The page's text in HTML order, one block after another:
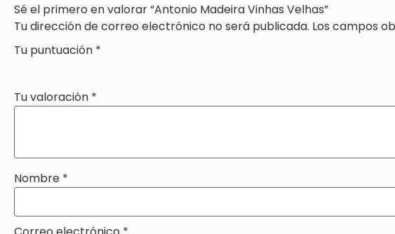
Sé el primero en valorar “Antonio Madeira Vinhas Velhas”
Tu dirección de correo electrónico no será publicada. Los campos
Tu puntuación *
Tu valoración *
Nombre *